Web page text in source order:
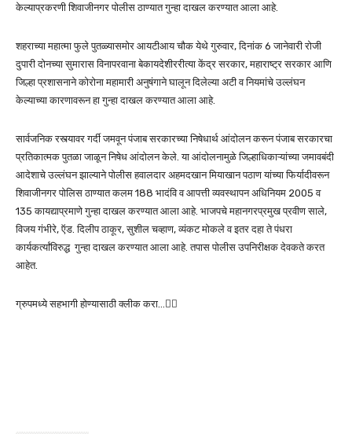
केल्याप्रकरणी शिवाजीनगर पोलीस ठाण्यात गुन्हा दाखल करण्यात आला आहे.
शहराच्या महात्मा फुले पुतळ्यासमोर आयटीआय चौक येथे गुरुवार, दिनांक 6 जानेवारी रोजी
दुपारी दोनच्या सुमारास विनापरवाना बेकायदेशीररीत्या केंद्र सरकार, महाराष्ट्र सरकार आणि
जिल्हा प्रशासनाने कोरोना महामारी अनुषंगाने घालून दिलेल्या अटी व नियमांचे उल्लंघन
केल्याच्या कारणावरून हा गुन्हा दाखल करण्यात आला आहे.
सार्वजनिक रस्त्यावर गर्दी जमवून पंजाब सरकारच्या निषेधार्थ आंदोलन करून पंजाब सरकारचा
प्रतिकात्मक पुतळा जाळून निषेध आंदोलन केले. या आंदोलनामुळे जिल्हाधिकाऱ्यांच्या जमावबंदी
आदेशाचे उल्लंघन झाल्याने पोलीस हवालदार अहमदखान मियाखान पठाण यांच्या फिर्यादीवरून
शिवाजीनगर पोलिस ठाण्यात कलम 188 भादंवि व आपत्ती व्यवस्थापन अधिनियम 2005 व
135 कायद्याप्रमाणे गुन्हा दाखल करण्यात आला आहे. भाजपचे महानगरप्रमुख प्रवीण साले,
विजय गंभीरे, ऍड. दिलीप ठाकूर, सुशील चव्हाण, व्यंकट मोकले व इतर दहा ते पंधरा
कार्यकर्त्यांविरुद्ध गुन्हा दाखल करण्यात आला आहे. तपास पोलीस उपनिरीक्षक देवकते करत
आहेत.
ग्रुपमध्ये सहभागी होण्यासाठी क्लीक करा…👆🏻